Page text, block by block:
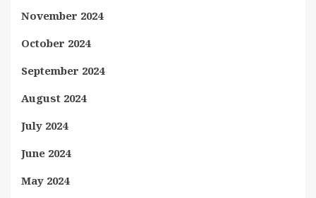
November 2024
October 2024
September 2024
August 2024
July 2024
June 2024
May 2024